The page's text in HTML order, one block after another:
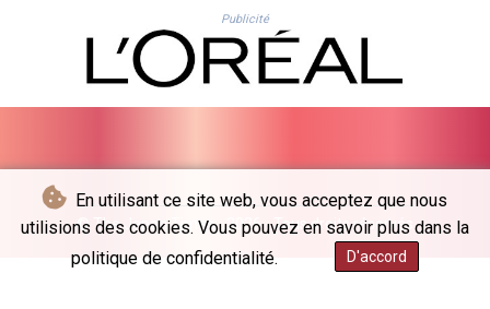
En utilisant ce site web, vous acceptez que nous
utilisions des cookies. Vous pouvez en savoir plus dans la
politique de confidentialité.
D'accord
KMF 492.514185
KZT 541.784389
26108.437325
LBP
103531.946431
Publicité
© The Japan Times - 2026 - Tous droits réservés